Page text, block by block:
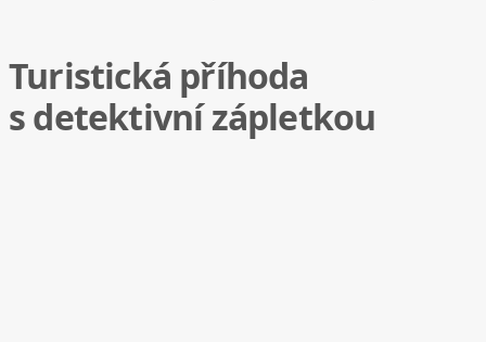
Turistická příhoda
s detektivní zápletkou